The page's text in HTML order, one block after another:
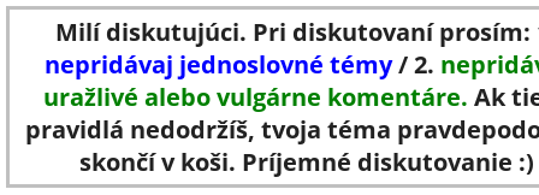
Milí diskutujúci. Pri diskutovaní prosím:
nepridávaj jednoslovné témy/ 2.
uražlivé alebo vulgárne komentáre. Ak
pravidlá nedodržíš, tvoja téma
skončí v koši. Príjemné diskutovanie :)